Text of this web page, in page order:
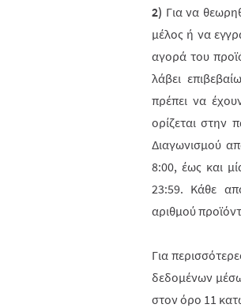
2) Για να
μέλος ή να
αγορά του
λάβει
πρέπει να
ορίζεται στην
Διαγωνισμού
8:00, έως και
23:59. Κάθε
αριθμού
Για
δεδομένων
στον όρο 11